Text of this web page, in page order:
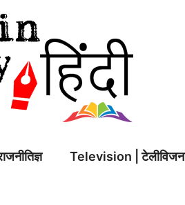
Television | टेलीविजन